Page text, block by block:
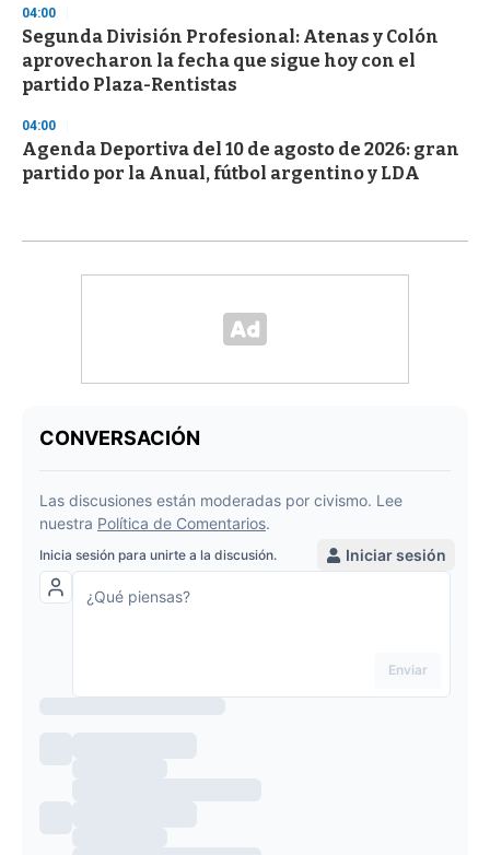
04:00
Segunda División Profesional: Atenas y Colón
aprovecharon la fecha que sigue hoy con el
partido Plaza-Rentistas
04:00
Agenda Deportiva del 10 de agosto de 2026: gran
partido por la Anual, fútbol argentino y LDA